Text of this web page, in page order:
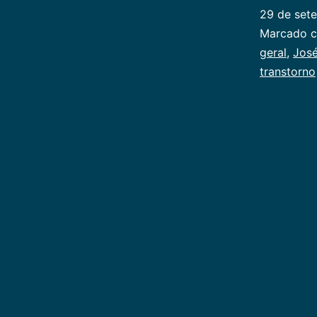
29 de
como
Marcado
geral,
transtorno